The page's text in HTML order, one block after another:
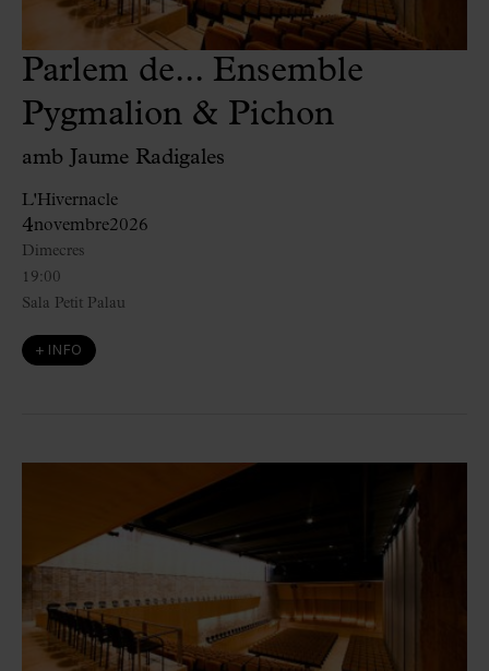
Parlem de... Ensemble
Pygmalion & Pichon
amb Jaume Radigales
L'Hivernacle
4novembre2026
19:00
Dimecres
Sala Petit Palau
+ INFO